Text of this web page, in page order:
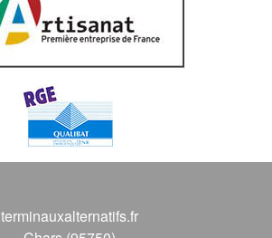
terminauxalternatifs.fr